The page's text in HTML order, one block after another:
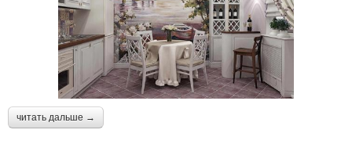
читать дальше →